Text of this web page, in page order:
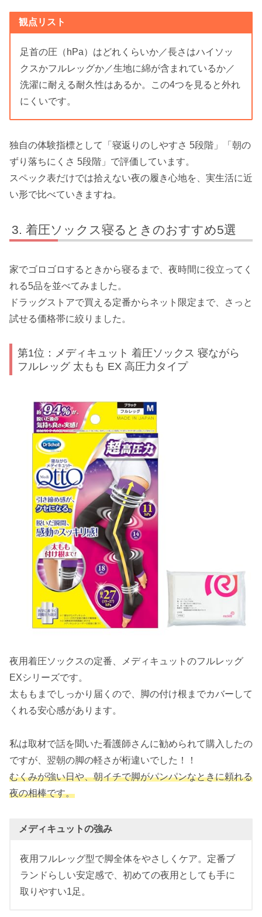
観点リスト
足首の圧（hPa）はどれくらいか／長さはハイソッ
クスかフルレッグか／生地に綿が含まれているか／
洗濯に耐える耐久性はあるか。この4つを見ると外れ
にくいです。
独自の体験指標として「寝返りのしやすさ 5段階」「朝の
ずり落ちにくさ 5段階」で評価しています。
スペック表だけでは拾えない夜の履き心地を、実生活に近
い形で比べていきますね。
着圧ソックス寝るときのおすすめ5選
家でゴロゴロするときから寝るまで、夜時間に役立ってく
れる5品を並べてみました。
ドラッグストアで買える定番からネット限定まで、さっと
試せる価格帯に絞りました。
第1位：メディキュット 着圧ソックス 寝ながら
フルレッグ 太もも EX 高圧力タイプ
夜用着圧ソックスの定番、メディキュットのフルレッグ
EXシリーズです。
太ももまでしっかり届くので、脚の付け根までカバーして
くれる安心感があります。
私は取材で話を聞いた看護師さんに勧められて購入したの
ですが、翌朝の脚の軽さが桁違いでした！！
むくみが強い日や、朝イチで脚がパンパンなときに頼れる
夜の相棒です。
メディキュットの強み
夜用フルレッグ型で脚全体をやさしくケア。定番ブ
ランドらしい安定感で、初めての夜用としても手に
取りやすい1足。